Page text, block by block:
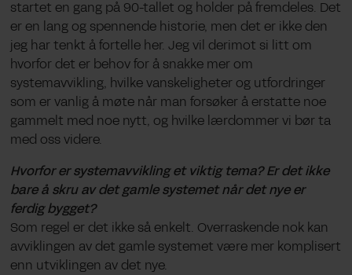
startet en gang på 90-tallet og holder på fremdeles. Det
er en lang og spennende historie, men det er ikke den
jeg har tenkt å fortelle her. Jeg vil derimot si litt om
hvorfor det er behov for å snakke mer om
systemavvikling, hvilke vanskeligheter og utfordringer
som er vanlig å møte når man forsøker å erstatte noe
gammelt med noe nytt, og hvilke lærdommer vi bør ta
med oss videre.
Hvorfor er systemavvikling et viktig tema? Er det ikke
bare å skru av det gamle systemet når det nye er
ferdig bygget?
Som regel er det ikke så enkelt. Overraskende nok kan
avviklingen av det gamle systemet være mer komplisert
enn utviklingen av det nye.